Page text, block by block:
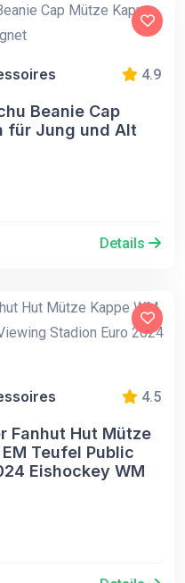
4.9
Beanie Cap
für Jung und Alt
Details
4.5
Fanhut Hut Mütze
Teufel Public
Eishockey WM